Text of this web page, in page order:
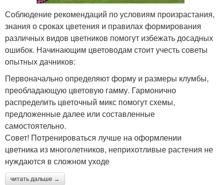
Соблюдение рекомендаций по условиям произрастания,
знания о сроках цветения и правилах формирования
различных видов цветников помогут избежать досадных
ошибок. Начинающим цветоводам стоит учесть советы
опытных дачников:
Первоначально определяют форму и размеры клумбы,
преобладающую цветовую гамму. Гармонично
распределить цветочный микс помогут схемы,
предложенные далее или составленные
самостоятельно.
​Совет! Потренироваться лучше на оформлении
цветника из многолетников, неприхотливые растения не
нуждаются в сложном уходе
читать дальше →